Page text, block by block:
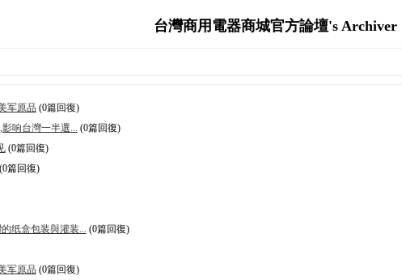
台灣商用電器商城官方論壇's Archiver
军原品 (0篇回復)
响台灣一半選... (0篇回復)
(0篇回復)
篇回復)
纸盒包装與灌装... (0篇回復)
军原品 (0篇回復)